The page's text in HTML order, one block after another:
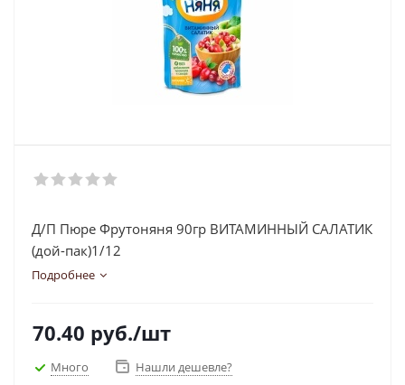
Д/П Пюре Фрутоняня 90гр ВИТАМИННЫЙ САЛАТИК
(дой-пак)1/12
Подробнее
70.40 руб./шт
Много Нашли дешевле?